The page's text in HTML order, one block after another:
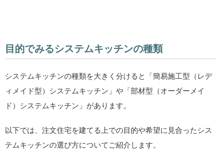
目的でみるシステムキッチンの種類
システムキッチンの種類を大きく分けると「簡易施工型（レデ
ィメイド型）システムキッチン」や「部材型（オーダーメイ
ド）システムキッチン」があります。
以下では、注文住宅を建てる上での目的や希望に見合ったシス
テムキッチンの選び方についてご紹介します。